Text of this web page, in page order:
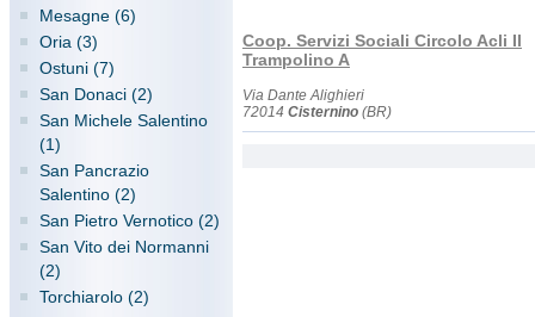
Mesagne (6)
Oria (3)
Ostuni (7)
San Donaci (2)
San Michele Salentino
(1)
San Pancrazio
Salentino (2)
San Pietro Vernotico (2)
San Vito dei Normanni
(2)
Torchiarolo (2)
Coop. Servizi Sociali Circolo Acli Il
Trampolino A
Via Dante Alighieri
72014 Cisternino (BR)